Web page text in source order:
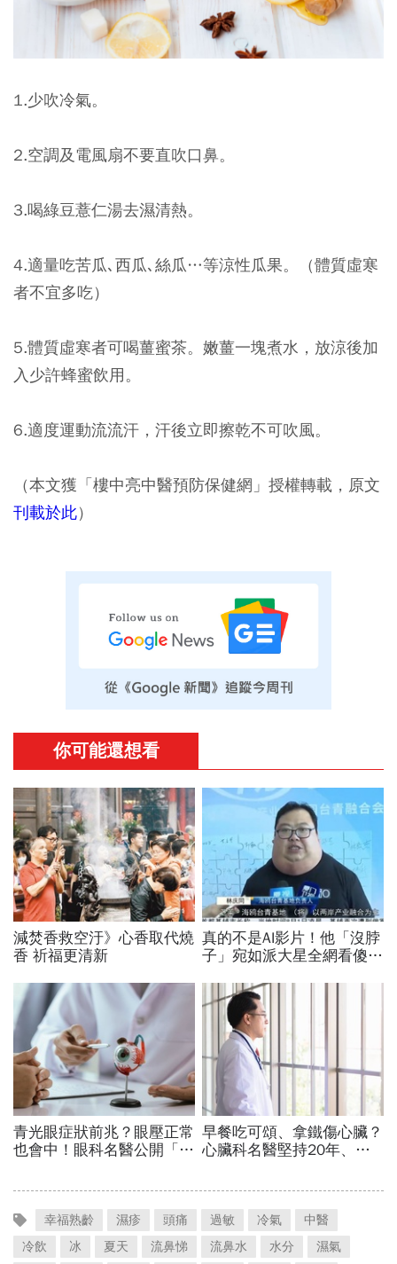
1.少吹冷氣。
2.空調及電風扇不要直吹口鼻。
3.喝綠豆薏仁湯去濕清熱。
4.適量吃苦瓜､西瓜､絲瓜…等涼性瓜果。（體質虛寒
者不宜多吃）
5.體質虛寒者可喝薑蜜茶。嫩薑一塊煮水，放涼後加
入少許蜂蜜飲用。
6.適度運動流流汗，汗後立即擦乾不可吹風。
（本文獲「樓中亮中醫預防保健網」授權轉載，原文
刊載於此）
幸福熟齡 濕疹 頭痛 過敏 冷氣
中醫
冷飲
冰 夏天 流鼻悌 流鼻水 水分 濕氣